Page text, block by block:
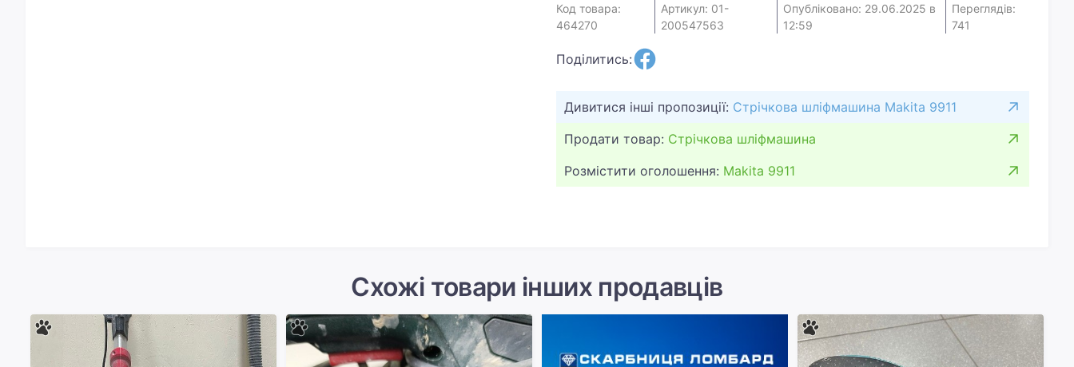
Код товара:
464270
Артикул: 01-
200547563
Опубліковано: 29.06.2025 в
12:59
Переглядів:
741
Поділитись:
Дивитися інші пропозиції: Стрічкова шліфмашина Makita 9911
Продати товар: Стрічкова шліфмашина
Розмістити оголошення: Makita 9911
Схожі товари інших продавців